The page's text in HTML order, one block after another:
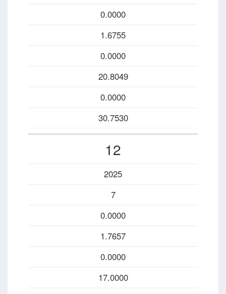
0.0000
1.6755
0.0000
20.8049
0.0000
30.7530
12
2025
7
0.0000
1.7657
0.0000
17.0000